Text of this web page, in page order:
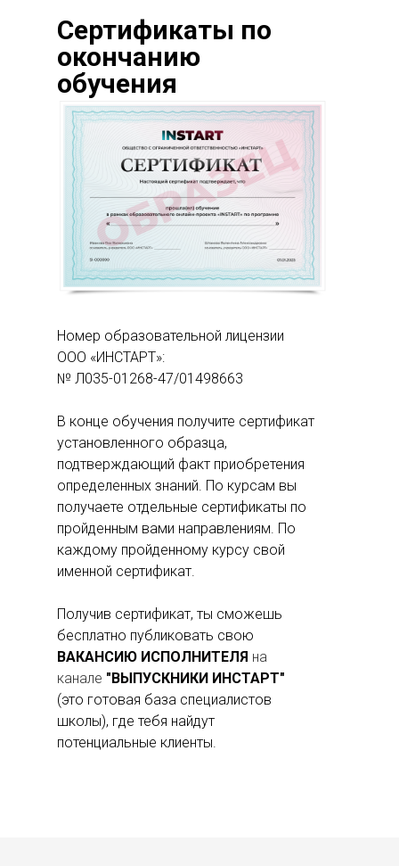
Сертификаты по
окончанию
обучения
Номер образовательной лицензии
ООО «ИНСТАРТ»:
№ Л035-01268-47/01498663
В конце обучения получите сертификат
установленного образца,
подтверждающий факт приобретения
определенных знаний. По курсам вы
получаете отдельные сертификаты по
пройденным вами направлениям. По
каждому пройденному курсу свой
именной сертификат.
Получив сертификат, ты сможешь
бесплатно публиковать свою
ВАКАНСИЮ ИСПОЛНИТЕЛЯ на
канале "ВЫПУСКНИКИ ИНСТАРТ"
(это готовая база специалистов
школы), где тебя найдут
потенциальные клиенты.